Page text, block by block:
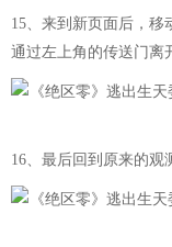
15、来到新页面后，
通过左上角的传送门离
16、最后回到原来的观